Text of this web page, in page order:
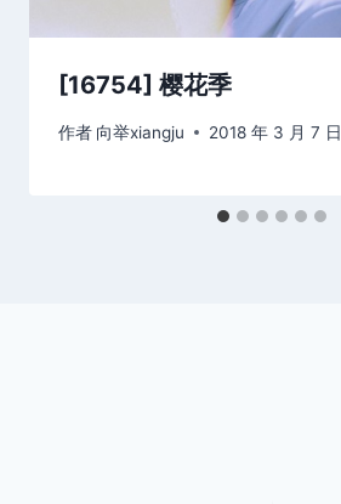
[16754] 樱花季
作者 向举xiangju 2018 年 3 月 7 日